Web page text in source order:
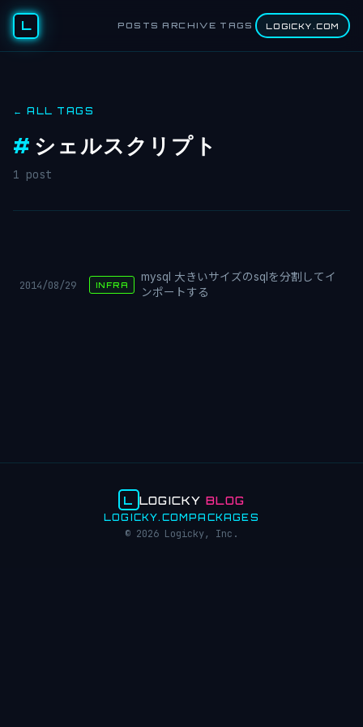
L POSTS ARCHIVE TAGS LOGICKY.COM
← ALL TAGS
# シェルスクリプト
1 post
2014/08/29 INFRA
mysql 大きいサイズのsqlを分割してイ
ンポートする
L LOGICKYBLOG
LOGICKY.COM PACKAGES
© 2026 Logicky, Inc.